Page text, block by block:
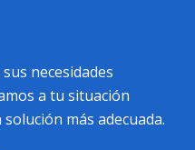
necesidades
a tu situación
más adecuada.